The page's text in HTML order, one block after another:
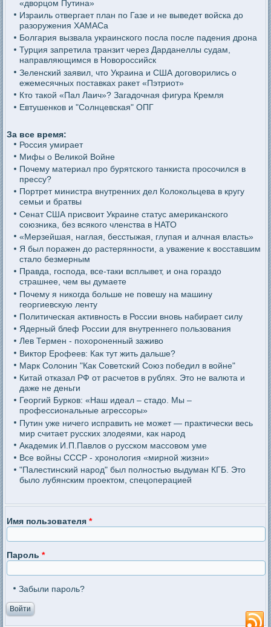
«дворцом Путина»
Израиль отвергает план по Газе и не выведет войска до
разоружения ХАМАСа
Болгария вызвала украинского посла после падения дрона
Турция запретила транзит через Дарданеллы судам,
направляющимся в Новороссийск
Зеленский заявил, что Украина и США договорились о
ежемесячных поставках ракет «Пэтриот»
Кто такой «Пал Лаич»? Загадочная фигура Кремля
Евтушенков и "Солнцевская" ОПГ
За все время:
Россия умирает
Мифы о Великой Войне
Почему материал про бурятского танкиста просочился в
прессу?
Портрет министра внутренних дел Колокольцева в кругу
семьи и братвы
Сенат США присвоит Украине статус американского
союзника, без всякого членства в НАТО
«Мерзейшая, наглая, бесстыжая, глупая и алчная власть»
Я был поражен до растерянности, а уважение к восставшим
стало безмерным
Правда, господа, все-таки всплывет, и она гораздо
страшнее, чем вы думаете
Почему я никогда больше не повешу на машину
георгиевскую ленту
Политическая активность в России вновь набирает силу
Ядерный блеф России для внутреннего пользования
Лев Термен - похороненный заживо
Виктор Ерофеев: Как тут жить дальше?
Марк Солонин "Как Советский Союз победил в войне"
Китай отказал РФ от расчетов в рублях. Это не валюта и
даже не деньги
Георгий Бурков: «Наш идеал – стадо. Мы –
профессиональные агрессоры»
Путин уже ничего исправить не может — практически весь
мир считает русских злодеями, как народ
Академик И.П.Павлов о русском массовом уме
Все войны СССР - хронология «мирной жизни»
"Палестинский народ" был полностью выдуман КГБ. Это
было лубянским проектом, спецоперацией
Имя пользователя*
Пароль*
Забыли пароль?